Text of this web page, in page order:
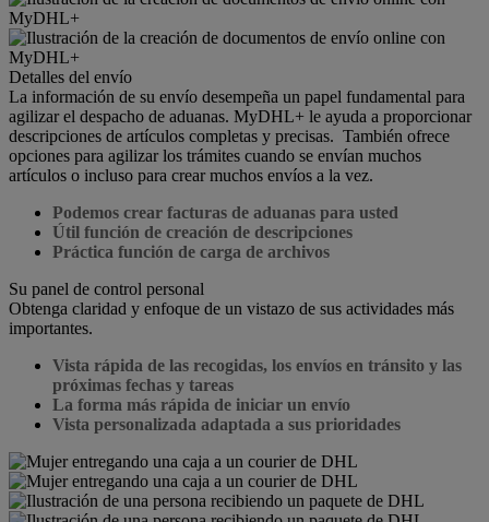
Detalles del envío
La información de su envío desempeña un papel fundamental para
agilizar el despacho de aduanas. MyDHL+ le ayuda a proporcionar
descripciones de artículos completas y precisas. También ofrece
opciones para agilizar los trámites cuando se envían muchos
artículos o incluso para crear muchos envíos a la vez.
Podemos crear facturas de aduanas para usted
Útil función de creación de descripciones
Práctica función de carga de archivos
Su panel de control personal
Obtenga claridad y enfoque de un vistazo de sus actividades más
importantes.
Vista rápida de las recogidas, los envíos en tránsito y las
próximas fechas y tareas
La forma más rápida de iniciar un envío
Vista personalizada adaptada a sus prioridades